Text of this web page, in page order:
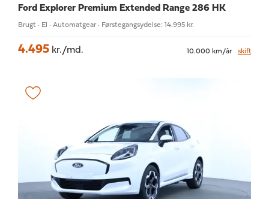
Ford Explorer Premium Extended Range 286 HK
Brugt · El · Automatgear · Førstegangsydelse: 14.995 kr.
4.495 kr./md. 10.000 km/år skift